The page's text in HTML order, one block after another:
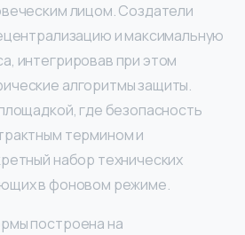
лицом. Создатели
и максимальную
интегрировав при этом
алгоритмы защиты.
где безопасность
термином и
набор технических
в фоновом режиме.
построена на